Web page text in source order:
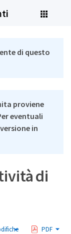
di questo
proviene
eventuali
in
di
PDF